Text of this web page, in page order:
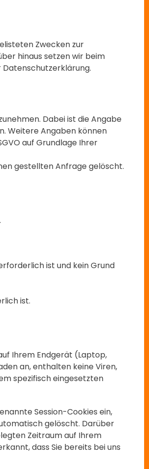
Zwecken zur
hinaus setzen wir beim
Datenschutzerklärung.
Dabei ist die Angabe
Weitere Angaben können
auf Grundlage Ihrer
gestellten Anfrage gelöscht.
ist und kein Grund
ist.
Ihrem Endgerät (Laptop,
an, enthalten keine Viren,
spezifisch eingesetzten
Session-Cookies ein,
gelöscht. Darüber
Zeitraum auf Ihrem
dass Sie bereits bei uns